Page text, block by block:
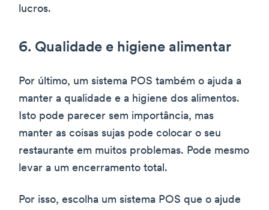
lucros.
6. Qualidade e higiene alimentar
Por último, um sistema POS também o ajuda a
manter a qualidade e a higiene dos alimentos.
Isto pode parecer sem importância, mas
manter as coisas sujas pode colocar o seu
restaurante em muitos problemas. Pode mesmo
levar a um encerramento total.
Por isso, escolha um sistema POS que o ajude